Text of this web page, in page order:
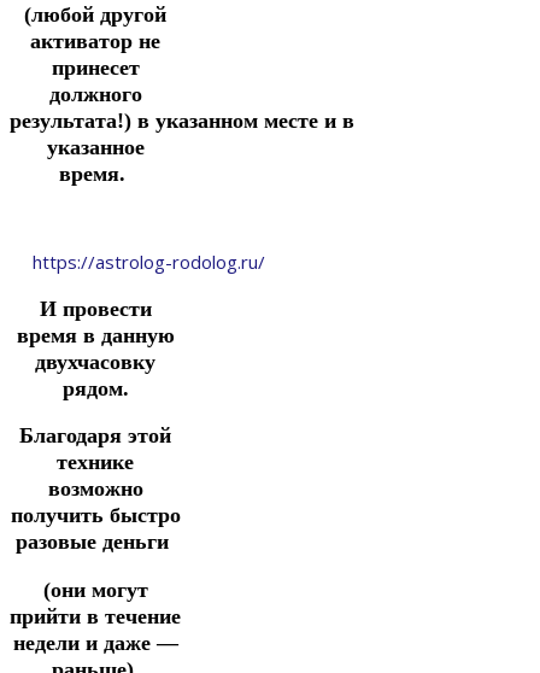
(любой другой
активатор не
принесет
должного
результата!) в указанном месте и в
указанное
время.
https://astrolog-rodolog.ru/
Ипровести
время в данную
двухчасовку
рядом.
Благодаря этой
технике
возможно
получить быстро
разовые деньги
(они могут
прийти в течение
недели и даже —